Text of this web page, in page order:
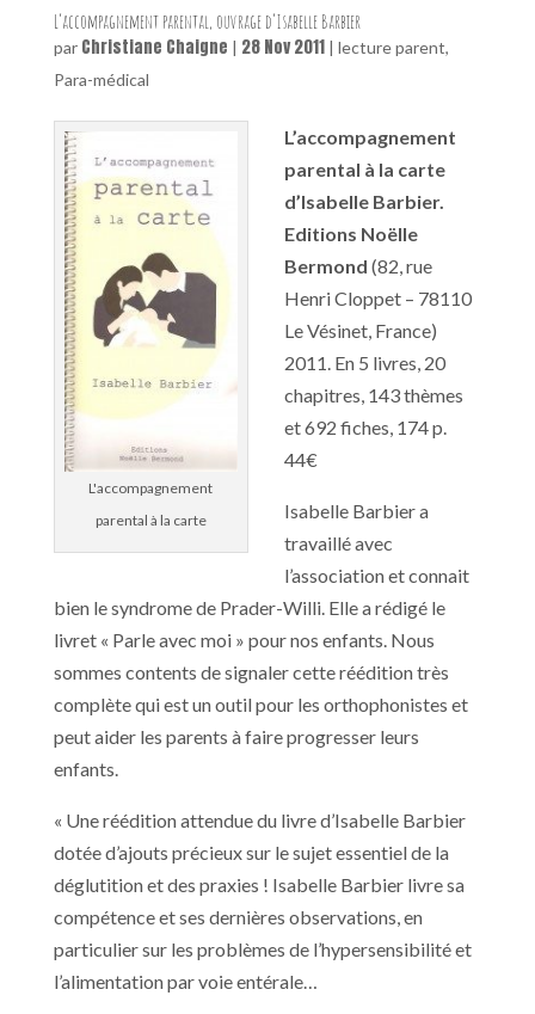
L’accompagnement parental, ouvrage d’Isabelle Barbier
par Christiane Chaigne | 28 Nov 2011 | lecture parent,
Para-médical
L'accompagnement
parental à la carte
L’accompagnement
parental à la carte
d’Isabelle Barbier.
Editions Noëlle
Bermond (82, rue
Henri Cloppet – 78110
Le Vésinet, France)
2011. En 5 livres, 20
chapitres, 143 thèmes
et 692 fiches, 174 p.
44€
Isabelle Barbier a
travaillé avec
l’association et connait
bien le syndrome de Prader-Willi. Elle a rédigé le
livret « Parle avec moi » pour nos enfants. Nous
sommes contents de signaler cette réédition très
complète qui est un outil pour les orthophonistes et
peut aider les parents à faire progresser leurs
enfants.
« Une réédition attendue du livre d’Isabelle Barbier
dotée d’ajouts précieux sur le sujet essentiel de la
déglutition et des praxies ! Isabelle Barbier livre sa
compétence et ses dernières observations, en
particulier sur les problèmes de l’hypersensibilité et
l’alimentation par voie entérale…